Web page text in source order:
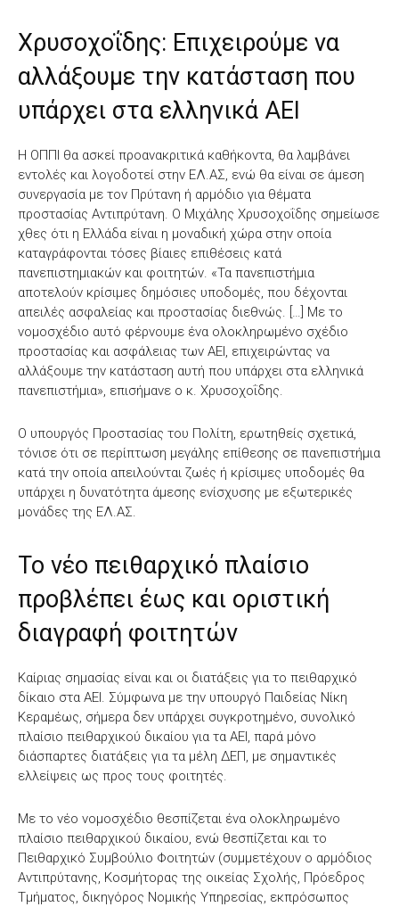
Χρυσοχοΐδης: Επιχειρούμε να
αλλάξουμε την κατάσταση που
υπάρχει στα ελληνικά ΑΕΙ
Η ΟΠΠΙ θα ασκεί προανακριτικά καθήκοντα, θα λαμβάνει
εντολές και λογοδοτεί στην ΕΛ.ΑΣ, ενώ θα είναι σε άμεση
συνεργασία με τον Πρύτανη ή αρμόδιο για θέματα
προστασίας Αντιπρύτανη. Ο Μιχάλης Χρυσοχοΐδης σημείωσε
χθες ότι η Ελλάδα είναι η μοναδική χώρα στην οποία
καταγράφονται τόσες βίαιες επιθέσεις κατά
πανεπιστημιακών και φοιτητών. «Τα πανεπιστήμια
αποτελούν κρίσιμες δημόσιες υποδομές, που δέχονται
απειλές ασφαλείας και προστασίας διεθνώς. […] Με το
νομοσχέδιο αυτό φέρνουμε ένα ολοκληρωμένο σχέδιο
προστασίας και ασφάλειας των ΑΕΙ, επιχειρώντας να
αλλάξουμε την κατάσταση αυτή που υπάρχει στα ελληνικά
πανεπιστήμια», επισήμανε ο κ. Χρυσοχοΐδης.
Ο υπουργός Προστασίας του Πολίτη, ερωτηθείς σχετικά,
τόνισε ότι σε περίπτωση μεγάλης επίθεσης σε πανεπιστήμια
κατά την οποία απειλούνται ζωές ή κρίσιμες υποδομές θα
υπάρχει η δυνατότητα άμεσης ενίσχυσης με εξωτερικές
μονάδες της ΕΛ.ΑΣ.
Το νέο πειθαρχικό πλαίσιο
προβλέπει έως και οριστική
διαγραφή φοιτητών
Καίριας σημασίας είναι και οι διατάξεις για το πειθαρχικό
δίκαιο στα ΑΕΙ. Σύμφωνα με την υπουργό Παιδείας Νίκη
Κεραμέως, σήμερα δεν υπάρχει συγκροτημένο, συνολικό
πλαίσιο πειθαρχικού δικαίου για τα ΑΕΙ, παρά μόνο
διάσπαρτες διατάξεις για τα μέλη ΔΕΠ, με σημαντικές
ελλείψεις ως προς τους φοιτητές.
Με το νέο νομοσχέδιο θεσπίζεται ένα ολοκληρωμένο
πλαίσιο πειθαρχικού δικαίου, ενώ θεσπίζεται και το
Πειθαρχικό Συμβούλιο Φοιτητών (συμμετέχουν ο αρμόδιος
Αντιπρύτανης, Κοσμήτορας της οικείας Σχολής, Πρόεδρος
Τμήματος, δικηγόρος Νομικής Υπηρεσίας, εκπρόσωπος